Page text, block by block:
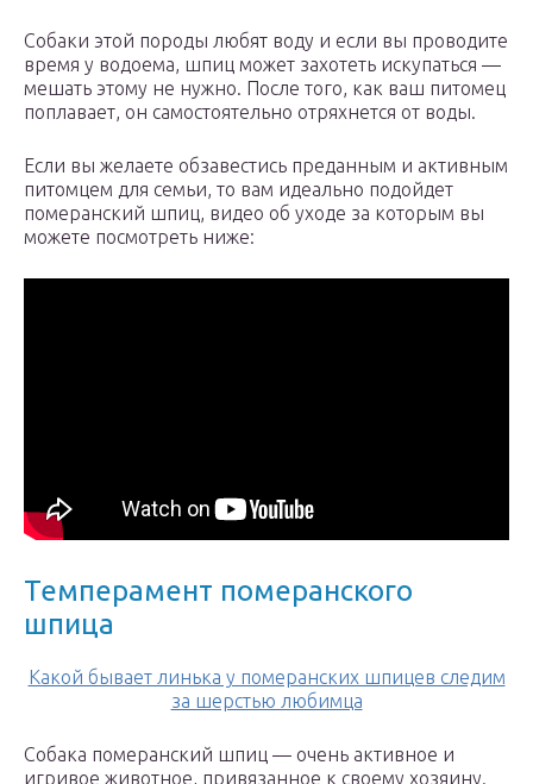
Собаки этой породы любят воду и если вы проводите
время у водоема, шпиц может захотеть искупаться —
мешать этому не нужно. После того, как ваш питомец
поплавает, он самостоятельно отряхнется от воды.
Если вы желаете обзавестись преданным и активным
питомцем для семьи, то вам идеально подойдет
померанский шпиц, видео об уходе за которым вы
можете посмотреть ниже:
Темперамент померанского
шпица
Какой бывает линька у померанских шпицев следим
за шерстью любимца
Собака померанский шпиц — очень активное и
игривое животное, привязанное к своему хозяину.